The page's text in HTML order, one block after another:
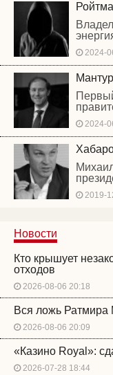
2024-
2024-
2019-
Новости
Кто крышует
отходов
2026-08-06 20:18
Вся ложь Ратмира
2026-08-06 20:09
«Казино Royal»:
2026-07-28 18:44